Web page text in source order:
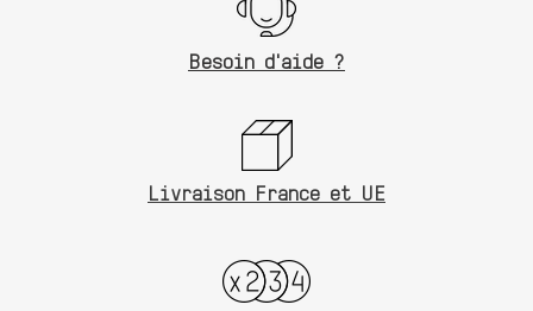
Besoin d'aide ?
Livraison France et UE